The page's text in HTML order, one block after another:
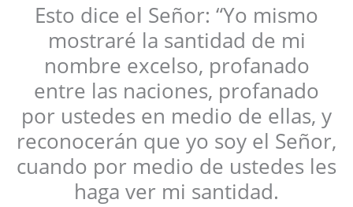
Esto dice el Señor: “Yo mismo
mostraré la santidad de mi
nombre excelso, profanado
entre las naciones, profanado
por ustedes en medio de ellas, y
reconocerán que yo soy el Señor,
cuando por medio de ustedes les
haga ver mi santidad.